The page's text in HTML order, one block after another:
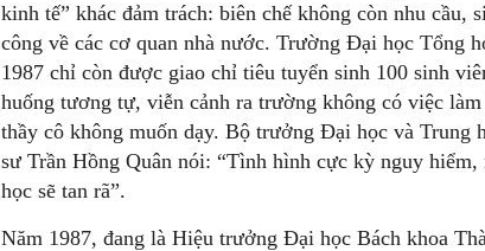
kinh tế” khác đảm trách: biên chế không còn nhu cầu,
công về các cơ quan nhà nước. Trường Đại học Tổng
1987 chỉ còn được giao chỉ tiêu tuyển sinh 100 sinh
huống tương tự, viễn cảnh ra trường không có việc
thầy cô không muốn dạy. Bộ trưởng Đại học và Trung
sư Trần Hồng Quân nói: “Tình hình cực kỳ nguy
học sẽ tan rã”.
Năm 1987, đang là Hiệu trưởng Đại học Bách khoa